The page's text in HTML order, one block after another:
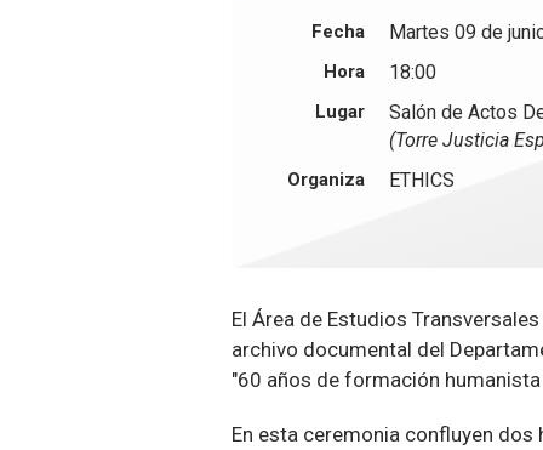
Fecha Martes 09 de
Hora 18:00
Lugar
Salón de Actos
(Torre Justicia
Organiza ETHICS
El Área de Estudios
archivo documental del
"60 años de formación
En esta ceremonia confluyen